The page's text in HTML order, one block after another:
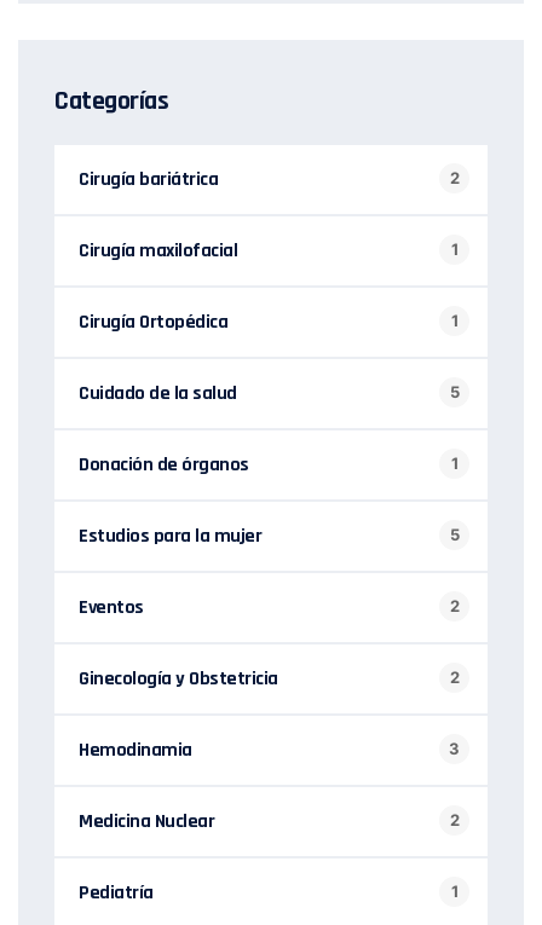
Categorías
Cirugía bariátrica 2
Cirugía maxilofacial 1
Cirugía Ortopédica 1
Cuidado de la salud 5
Donación de órganos 1
Estudios para la mujer 5
Eventos 2
Ginecología y Obstetricia 2
Hemodinamia 3
Medicina Nuclear 2
Pediatría 1